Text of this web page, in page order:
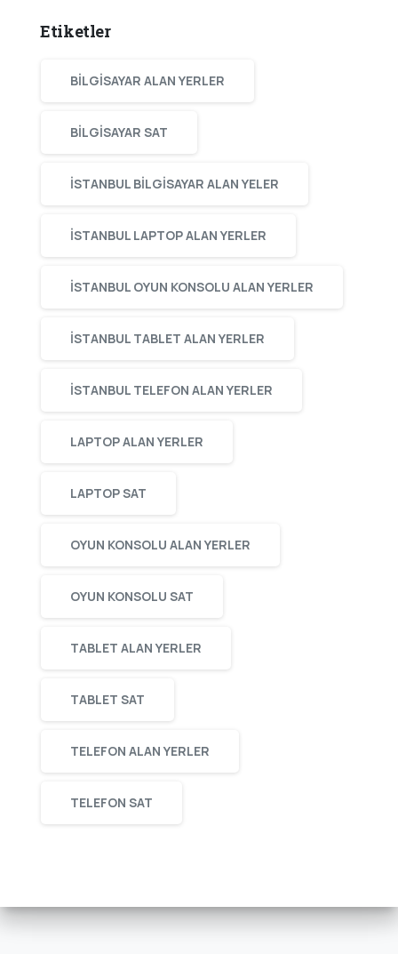
Etiketler
BILGISAYAR ALAN YERLER
BILGISAYAR SAT
ISTANBUL BILGISAYAR ALAN YELER
ISTANBUL LAPTOP ALAN YERLER
ISTANBUL OYUN KONSOLU ALAN YERLER
ISTANBUL TABLET ALAN YERLER
ISTANBUL TELEFON ALAN YERLER
LAPTOP ALAN YERLER
LAPTOP SAT
OYUN KONSOLU ALAN YERLER
OYUN KONSOLU SAT
TABLET ALAN YERLER
TABLET SAT
TELEFON ALAN YERLER
TELEFON SAT